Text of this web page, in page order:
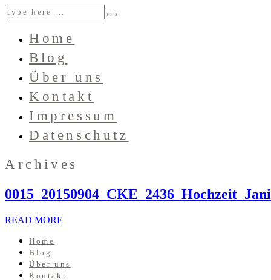
Home
Blog
Über uns
Kontakt
Impressum
Datenschutz
Archives
READ MORE
Home
Blog
Über uns
Kontakt